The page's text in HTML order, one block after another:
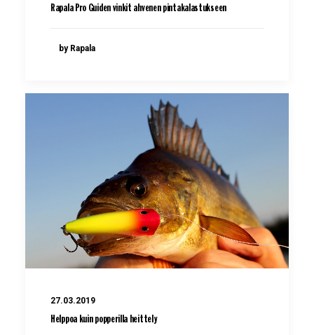
Rapala Pro Guiden vinkit ahvenen pintakalastukseen
by Rapala
27.03.2019
Helppoa kuin popperilla heittely